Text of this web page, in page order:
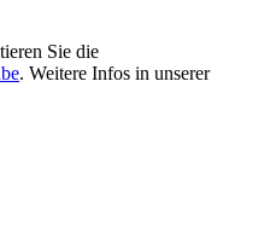
Sie die
. Weitere Infos in unserer